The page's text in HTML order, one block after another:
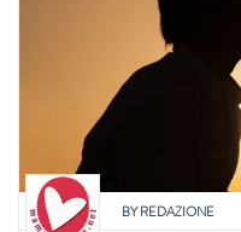
BYREDAZIONE